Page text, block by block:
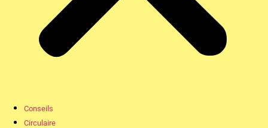
Conseils
Circulaire